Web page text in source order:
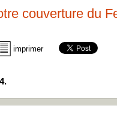
couverture du
imprimer